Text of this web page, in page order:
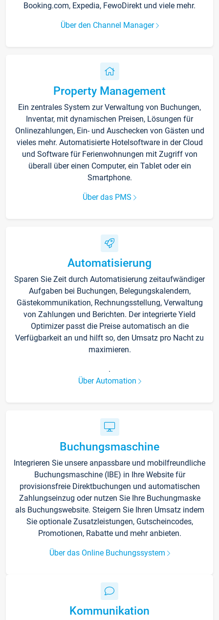
Booking.com, Expedia, FewoDirekt und viele mehr.
Über den Channel Manager
Property Management
Ein zentrales System zur Verwaltung von Buchungen,
Inventar, mit dynamischen Preisen, Lösungen für
Onlinezahlungen, Ein- und Auschecken von Gästen und
vieles mehr. Automatisierte Hotelsoftware in der Cloud
und Software für Ferienwohnungen mit Zugriff von
überall über einen Computer, ein Tablet oder ein
Smartphone.
Über das PMS
Automatisierung
Sparen Sie Zeit durch Automatisierung zeitaufwändiger
Aufgaben bei Buchungen, Belegungskalendern,
Gästekommunikation, Rechnungsstellung, Verwaltung
von Zahlungen und Berichten. Der integrierte Yield
Optimizer passt die Preise automatisch an die
Verfügbarkeit an und hilft so, den Umsatz pro Nacht zu
maximieren.
.
Über Automation
Buchungsmaschine
Integrieren Sie unsere anpassbare und mobilfreundliche
Buchungsmaschine (IBE) in Ihre Website für
provisionsfreie Direktbuchungen und automatischen
Zahlungseinzug oder nutzen Sie Ihre Buchungmaske
als Buchungswebsite. Steigern Sie Ihren Umsatz indem
Sie optionale Zusatzleistungen, Gutscheincodes,
Promotionen, Rabatte und mehr anbieten.
Über das Online Buchungssystem
Kommunikation